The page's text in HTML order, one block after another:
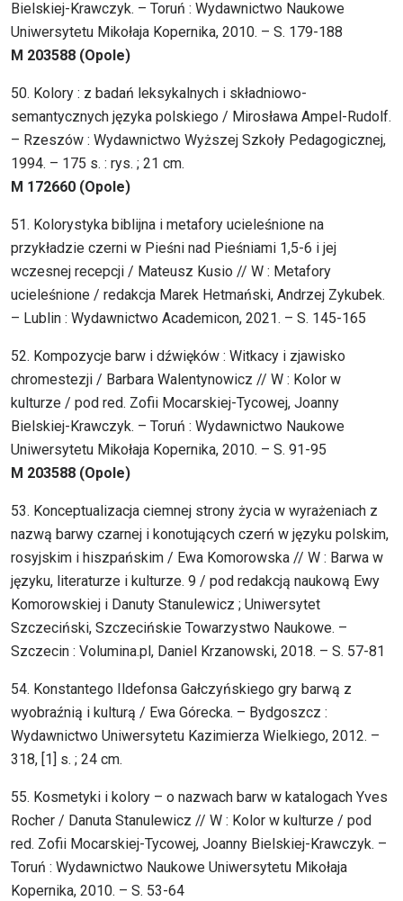
Bielskiej-Krawczyk. – Toruń : Wydawnictwo Naukowe
Uniwersytetu Mikołaja Kopernika, 2010. – S. 179-188
M 203588 (Opole)
50. Kolory : z badań leksykalnych i składniowo-
semantycznych języka polskiego / Mirosława Ampel-Rudolf.
– Rzeszów : Wydawnictwo Wyższej Szkoły Pedagogicznej,
1994. – 175 s. : rys. ; 21 cm.
M 172660 (Opole)
51. Kolorystyka biblijna i metafory ucieleśnione na
przykładzie czerni w Pieśni nad Pieśniami 1,5-6 i jej
wczesnej recepcji / Mateusz Kusio // W : Metafory
ucieleśnione / redakcja Marek Hetmański, Andrzej Zykubek.
– Lublin : Wydawnictwo Academicon, 2021. – S. 145-165
52. Kompozycje barw i dźwięków : Witkacy i zjawisko
chromestezji / Barbara Walentynowicz // W : Kolor w
kulturze / pod red. Zofii Mocarskiej-Tycowej, Joanny
Bielskiej-Krawczyk. – Toruń : Wydawnictwo Naukowe
Uniwersytetu Mikołaja Kopernika, 2010. – S. 91-95
M 203588 (Opole)
53. Konceptualizacja ciemnej strony życia w wyrażeniach z
nazwą barwy czarnej i konotujących czerń w języku polskim,
rosyjskim i hiszpańskim / Ewa Komorowska // W : Barwa w
języku, literaturze i kulturze. 9 / pod redakcją naukową Ewy
Komorowskiej i Danuty Stanulewicz ; Uniwersytet
Szczeciński, Szczecińskie Towarzystwo Naukowe. –
Szczecin : Volumina.pl, Daniel Krzanowski, 2018. – S. 57-81
54. Konstantego Ildefonsa Gałczyńskiego gry barwą z
wyobraźnią i kulturą / Ewa Górecka. – Bydgoszcz :
Wydawnictwo Uniwersytetu Kazimierza Wielkiego, 2012. –
318, [1] s. ; 24 cm.
55. Kosmetyki i kolory – o nazwach barw w katalogach Yves
Rocher / Danuta Stanulewicz // W : Kolor w kulturze / pod
red. Zofii Mocarskiej-Tycowej, Joanny Bielskiej-Krawczyk. –
Toruń : Wydawnictwo Naukowe Uniwersytetu Mikołaja
Kopernika, 2010. – S. 53-64